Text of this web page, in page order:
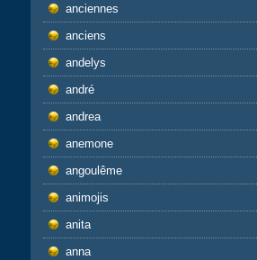
anciennes
anciens
andelys
andré
andrea
anemone
angoulême
animojis
anita
anna